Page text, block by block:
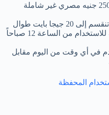
سعر باقة Home 4G 120 هو 250 جنيه مصري غير شاملة
توفر لك الباقة 40 جيجا بايت تنقسم إلى 20 جيجا بايت طوال
اليوم و 20 جيجابايت مخصصة للاستخدام من الساعة 12 صباحاً
في أي وقت من اليوم مقابل
المحفظة